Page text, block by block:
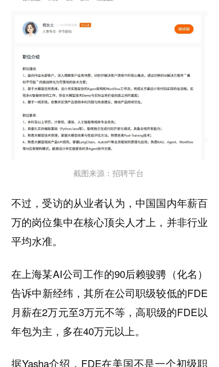
截图来源：招聘平台
不过，受访的从业者认为，中国国内年薪百
万的岗位集中在核心顶尖人才上，并非行业
平均水准。
在上海某AI公司工作的90后赖骏骋（化名）
告诉中新经纬，其所在公司职级较低的FDE
月薪在2万元至3万元不等，高职级的FDE以
年包为主，多在40万元以上。
据Yasha介绍，FDE在美国不是一个初级职